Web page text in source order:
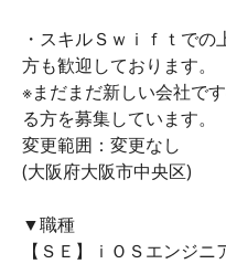
・スキルＳｗｉｆｔで
方も歓迎しております。
※まだまだ新しい会社で
る方を募集しています。
変更範囲：変更なし
(大阪府大阪市中央区)
▼職種
【ＳＥ】ｉＯＳエンジ